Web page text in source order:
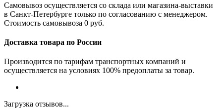
Самовывоз осуществляется со склада или магазина-выставки
в Санкт-Петербурге только по согласованию с менеджером.
Стоимость самовывоза 0 руб.
Доставка товара по России
Производится по тарифам транспортных компаний и
осуществляется на условиях 100% предоплаты за товар.
Загрузка отзывов...